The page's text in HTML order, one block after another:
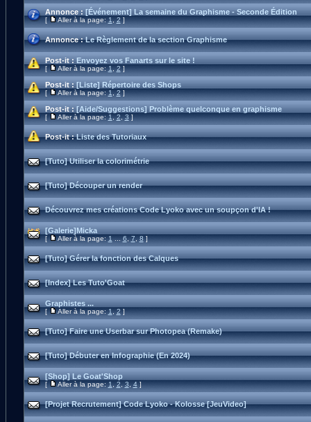
Annonce : [Événement] La semaine du Graphisme - Seconde Édition
[ Aller à la page:1,2]
Annonce : Le Règlement de la section Graphisme
Post-it : Envoyez vos Fanarts sur le site !
[ Aller à la page:1,2]
Post-it : [Liste] Répertoire des Shops
[ Aller à la page:1,2]
Post-it : [Aide/Suggestions] Problème quelconque en graphisme
[ Aller à la page:1,2,3]
Post-it : Liste des Tutoriaux
[Tuto] Utiliser la colorimétrie
[Tuto] Découper un render
Découvrez mes créations Code Lyoko avec un soupçon d'IA !
[Galerie]Micka
[ Aller à la page:1...6,7,8]
[Tuto] Gérer la fonction des Calques
[Index] Les Tuto'Goat
Graphistes ...
[ Aller à la page:1,2]
[Tuto] Faire une Userbar sur Photopea (Remake)
[Tuto] Débuter en Infographie (En 2024)
[Shop] Le Goat'Shop
[ Aller à la page:1,2,3,4]
[Projet Recrutement] Code Lyoko - Kolosse [JeuVideo]